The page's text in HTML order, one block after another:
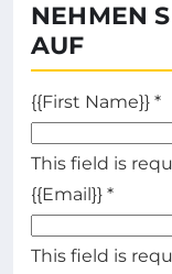
NEHMEN
AUF
{{First Name}} *
This field is
{{Email}} *
This field is